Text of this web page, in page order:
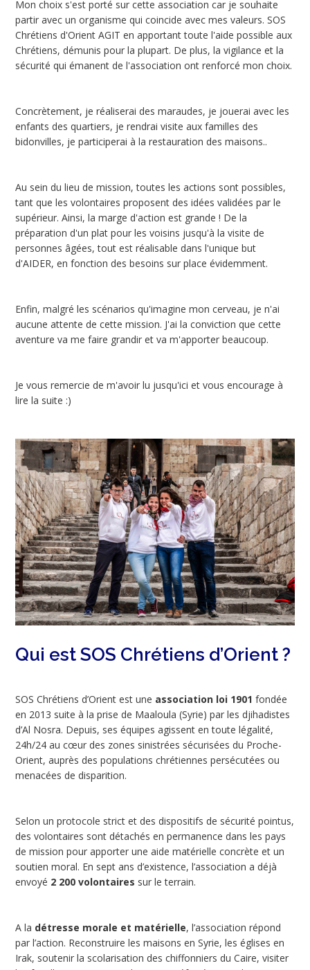
Mon choix s'est porté sur cette association car je souhaite
partir avec un organisme qui coincide avec mes valeurs. SOS
Chrétiens d'Orient AGIT en apportant toute l'aide possible aux
Chrétiens, démunis pour la plupart. De plus, la vigilance et la
sécurité qui émanent de l'association ont renforcé mon choix.
Concrètement, je réaliserai des maraudes, je jouerai avec les
enfants des quartiers, je rendrai visite aux familles des
bidonvilles, je participerai à la restauration des maisons..
Au sein du lieu de mission, toutes les actions sont possibles,
tant que les volontaires proposent des idées validées par le
supérieur. Ainsi, la marge d'action est grande ! De la
préparation d'un plat pour les voisins jusqu'à la visite de
personnes âgées, tout est réalisable dans l'unique but
d'AIDER, en fonction des besoins sur place évidemment.
Enfin, malgré les scénarios qu'imagine mon cerveau, je n'ai
aucune attente de cette mission. J'ai la conviction que cette
aventure va me faire grandir et va m'apporter beaucoup.
Je vous remercie de m'avoir lu jusqu'ici et vous encourage à
lire la suite :)
Qui est SOS Chrétiens d’Orient ?
SOS Chrétiens d’Orient est une association loi 1901 fondée
en 2013 suite à la prise de Maaloula (Syrie) par les djihadistes
d’Al Nosra. Depuis, ses équipes agissent en toute légalité,
24h/24 au cœur des zones sinistrées sécurisées du Proche-
Orient, auprès des populations chrétiennes persécutées ou
menacées de disparition.
Selon un protocole strict et des dispositifs de sécurité pointus,
des volontaires sont détachés en permanence dans les pays
de mission pour apporter une aide matérielle concrète et un
soutien moral. En sept ans d’existence, l’association a déjà
envoyé 2 200 volontaires sur le terrain.
A la détresse morale et matérielle, l’association répond
par l’action. Reconstruire les maisons en Syrie, les églises en
Irak, soutenir la scolarisation des chiffonniers du Caire, visiter